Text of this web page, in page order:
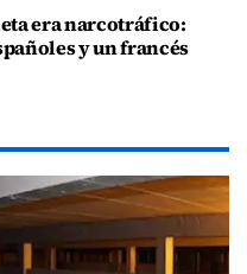
era narcotráfico:
y un francés